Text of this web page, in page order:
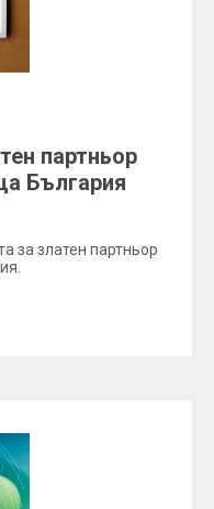
партньор
България
за златен партньор